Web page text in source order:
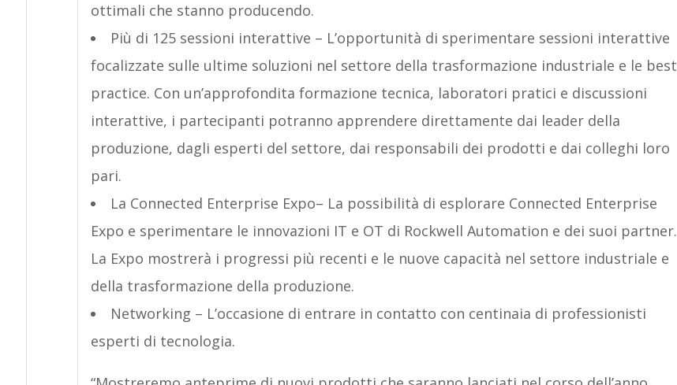
ottimali che stanno producendo.
Più di 125 sessioni interattive – L’opportunità di sperimentare sessioni interattive
focalizzate sulle ultime soluzioni nel settore della trasformazione industriale e le best
practice. Con un’approfondita formazione tecnica, laboratori pratici e discussioni
interattive, i partecipanti potranno apprendere direttamente dai leader della
produzione, dagli esperti del settore, dai responsabili dei prodotti e dai colleghi loro
pari.
La Connected Enterprise Expo– La possibilità di esplorare Connected Enterprise
Expo e sperimentare le innovazioni IT e OT di Rockwell Automation e dei suoi partner.
La Expo mostrerà i progressi più recenti e le nuove capacità nel settore industriale e
della trasformazione della produzione.
Networking – L’occasione di entrare in contatto con centinaia di professionisti
esperti di tecnologia.